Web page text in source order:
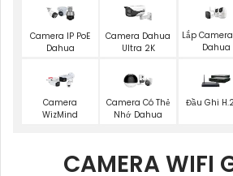
Camera IP PoE
Dahua
Camera Dahua
Ultra 2K
Lắp
Dahua
Camera
WizMind
Camera Có Thẻ
Nhớ Dahua
Đầu Ghi
CAMERA WIFI